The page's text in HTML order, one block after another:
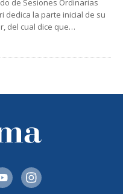
de Sesiones Ordinarias
dedica la parte inicial de su
del cual dice que…